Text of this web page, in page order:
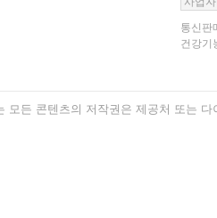
통신판
건강기
모든 콘텐츠의 저작권은 제공처 또는